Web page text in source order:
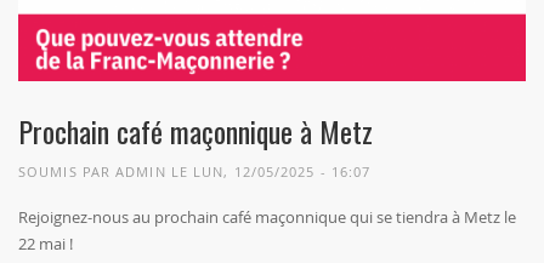
Prochain café maçonnique à Metz
SOUMIS PARADMIN LE LUN, 12/05/2025 - 16:07
Rejoignez-nous au prochain café maçonnique qui se tiendra à Metz le
22 mai !